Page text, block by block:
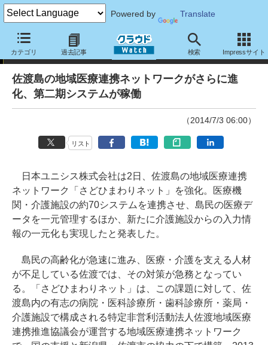
Powered by Translate
カテゴリ 過去記事 検索 Impressサイト
ニュース
佐渡島の地域医療連携ネットワークがさらに進
化、第二期システムが稼働
（2014/7/3 06:00）
リスト
日本ユニシス株式会社は2日、佐渡島の地域医療連携
ネットワーク「さどひまわりネット」を強化。医療機
関・介護施設の約70システムを連携させ、島民の医療デ
ータを一元管理するほか、新たに介護施設からの入力情
報の一元化も実現したと発表した。
島民の高齢化が急速に進み、医療・介護を支える人材
が不足している佐渡では、その対策が急務となってい
る。「さどひまわりネット」は、この課題に対して、佐
渡島内の有志の病院・医科診療所・歯科診療所・薬局・
介護施設で構成される特定非営利活動法人佐渡地域医療
連携推進協議会が運営する地域医療連携ネットワーク